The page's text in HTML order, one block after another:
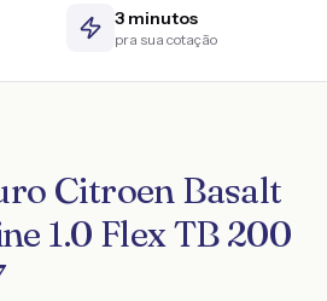
3 minutos
pra sua cotação
Citroen Basalt
1.0 Flex TB 200